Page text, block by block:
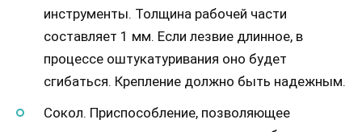
инструменты. Толщина рабочей части
составляет 1 мм. Если лезвие длинное, в
процессе оштукатуривания оно будет
сгибаться. Крепление должно быть надежным.
Сокол. Приспособление, позволяющее